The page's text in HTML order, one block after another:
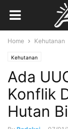
Home Kehutanan
Kehutanan
Ada
Konflik
Hutan